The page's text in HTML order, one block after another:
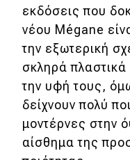
εκδόσεις που
νέου Mégane
την εξωτερική
σκληρά
την υφή τους,
δείχνουν πολύ
μοντέρνες στην
αίσθημα της